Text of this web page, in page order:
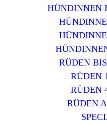
HÜNDINNEN
RÜDEN
RÜDEN
RÜDEN
RÜDEN